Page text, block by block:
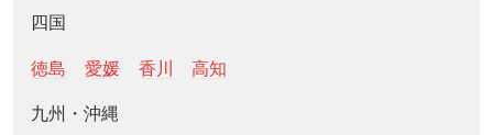
四国
徳島 愛媛 香川 高知
九州・沖縄